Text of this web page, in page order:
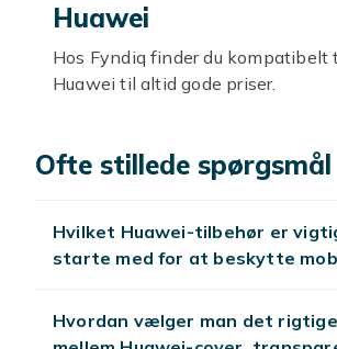
Huawei
Hos Fyndiq finder du kompatibelt
Huawei til altid gode priser.
Kompatible covers til Huawei
Huawei.
Skærmbeskyttere
Kompatible skærmbeskyttere i
beskytter Huawei-skærmen.
Ofte stillede spørgsmål
Hvilket Huawei-tilbehør er
starte med for at beskytte
Hvordan vælger man det rigtige